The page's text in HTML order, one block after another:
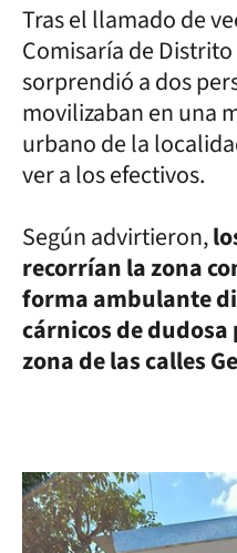
Tras el llamado de
Comisaría de
sorprendió a dos
movilizaban en una
urbano de la
ver a los efectivos.
Según advirtieron,
recorrían la zona
forma ambulante
cárnicos de
zona de las calles